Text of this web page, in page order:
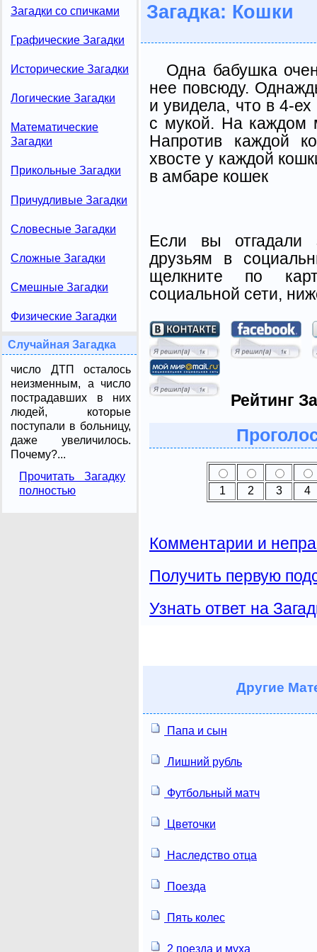
Загадки со спичками
Графические Загадки
Исторические Загадки
Логические Загадки
Математические
Загадки
Прикольные Загадки
Причудливые Загадки
Словесные Загадки
Сложные Загадки
Смешные Загадки
Физические Загадки
Случайная Загадка
число ДТП осталось
неизменным, а число
пострадавших в них
людей, которые
поступали в больницу,
даже увеличилось.
Почему?...
Прочитать Загадку
полностью
Загадка: Кошки
Одна бабушка
нее повсюду.
и увидела, что в 4-
с мукой. На каждом
Напротив каждой
хвосте у каждой
в амбаре кошек
Если вы отгадали
друзьям в
щелкните по
социальной сети,
Рейтинг
1 2 3 4
Комментарии и
Получить первую
Узнать ответ на
Другие
Папа и сын
Лишний рубль
Футбольный матч
Цветочки
Наследство отца
Поезда
Пять колес
2 поезда и муха